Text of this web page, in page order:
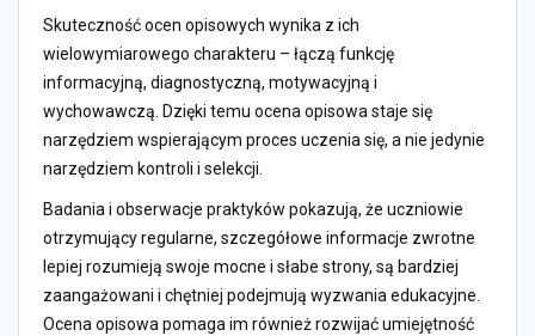
Skuteczność ocen opisowych wynika z ich
wielowymiarowego charakteru – łączą funkcję
informacyjną, diagnostyczną, motywacyjną i
wychowawczą. Dzięki temu ocena opisowa staje się
narzędziem wspierającym proces uczenia się, a nie jedynie
narzędziem kontroli i selekcji.
Badania i obserwacje praktyków pokazują, że uczniowie
otrzymujący regularne, szczegółowe informacje zwrotne
lepiej rozumieją swoje mocne i słabe strony, są bardziej
zaangażowani i chętniej podejmują wyzwania edukacyjne.
Ocena opisowa pomaga im również rozwijać umiejętność